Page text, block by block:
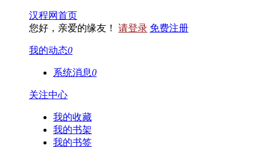
汉程网首页
您好，亲爱的缘友！ 请登录 免费注册
我的动态0
系统消息0
关注中心
我的收藏
我的书架
我的书签